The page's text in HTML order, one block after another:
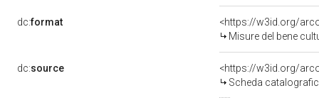
dc:format
<https://w3id.org/
Misure del bene
dc:source
<https://w3id.org/
Scheda